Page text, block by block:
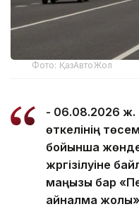
Фото: ҚазАвтоЖол
- 06.08.2026 ж.
өткелінің
бойынша
жүргізілуіне
маңызы бар
айналма